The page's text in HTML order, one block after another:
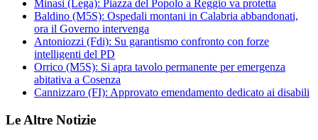
Minasi (Lega): Piazza del Popolo a Reggio va protetta
Baldino (M5S): Ospedali montani in Calabria abbandonati,
ora il Governo intervenga
Antoniozzi (Fdi): Su garantismo confronto con forze
intelligenti del PD
Orrico (M5S): Si apra tavolo permanente per emergenza
abitativa a Cosenza
Cannizzaro (FI): Approvato emendamento dedicato ai disabili
Le Altre Notizie